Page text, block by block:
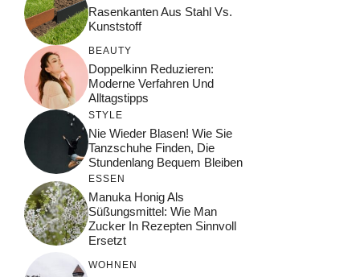
Rasenkanten Aus Stahl Vs.
Kunststoff
BEAUTY
Doppelkinn Reduzieren:
Moderne Verfahren Und
Alltagstipps
STYLE
Nie Wieder Blasen! Wie Sie
Tanzschuhe Finden, Die
Stundenlang Bequem Bleiben
ESSEN
Manuka Honig Als
Süßungsmittel: Wie Man
Zucker In Rezepten Sinnvoll
Ersetzt
WOHNEN